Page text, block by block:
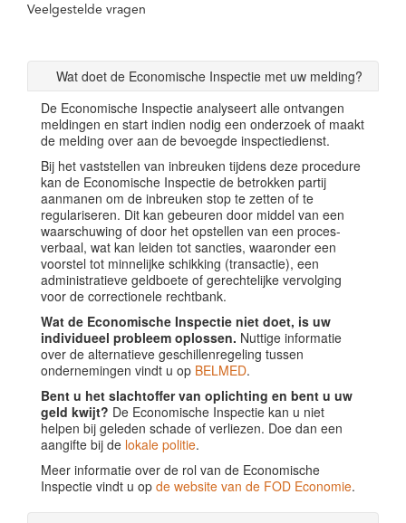
Veelgestelde vragen
Wat doet de Economische Inspectie met uw melding?
De Economische Inspectie analyseert alle ontvangen
meldingen en start indien nodig een onderzoek of maakt
de melding over aan de bevoegde inspectiedienst.
Bij het vaststellen van inbreuken tijdens deze procedure
kan de Economische Inspectie de betrokken partij
aanmanen om de inbreuken stop te zetten of te
regulariseren. Dit kan gebeuren door middel van een
waarschuwing of door het opstellen van een proces-
verbaal, wat kan leiden tot sancties, waaronder een
voorstel tot minnelijke schikking (transactie), een
administratieve geldboete of gerechtelijke vervolging
voor de correctionele rechtbank.
Wat de Economische Inspectie niet doet, is uw
individueel probleem oplossen. Nuttige informatie
over de alternatieve geschillenregeling tussen
ondernemingen vindt u op BELMED.
Bent u het slachtoffer van oplichting en bent u uw
geld kwijt? De Economische Inspectie kan u niet
helpen bij geleden schade of verliezen. Doe dan een
aangifte bij de lokale politie.
Meer informatie over de rol van de Economische
Inspectie vindt u op de website van de FOD Economie.